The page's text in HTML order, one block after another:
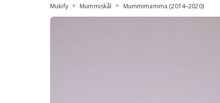
Mukify > Mummiskål > Mummimamma (2014–2020)